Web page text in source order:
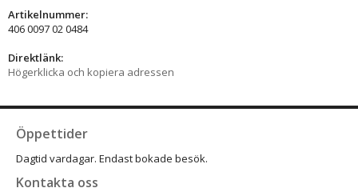
Artikelnummer:
406 0097 02 0484
Direktlänk:
Högerklicka och kopiera adressen
Öppettider
Dagtid vardagar. Endast bokade besök.
Kontakta oss